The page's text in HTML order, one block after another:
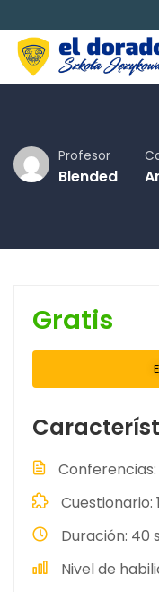
Profesor
Blended
Gratis
Conferencias
Cuestionario 1
Duración 40
Nivel de